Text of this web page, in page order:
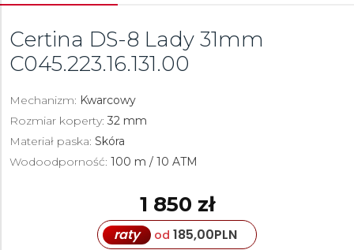
Certina DS-8 Lady 31mm
C045.223.16.131.00
Mechanizm: Kwarcowy
Rozmiar koperty: 32 mm
Materiał paska: Skóra
Wodoodporność: 100 m / 10 ATM
1 850 zł
raty od 185,00PLN